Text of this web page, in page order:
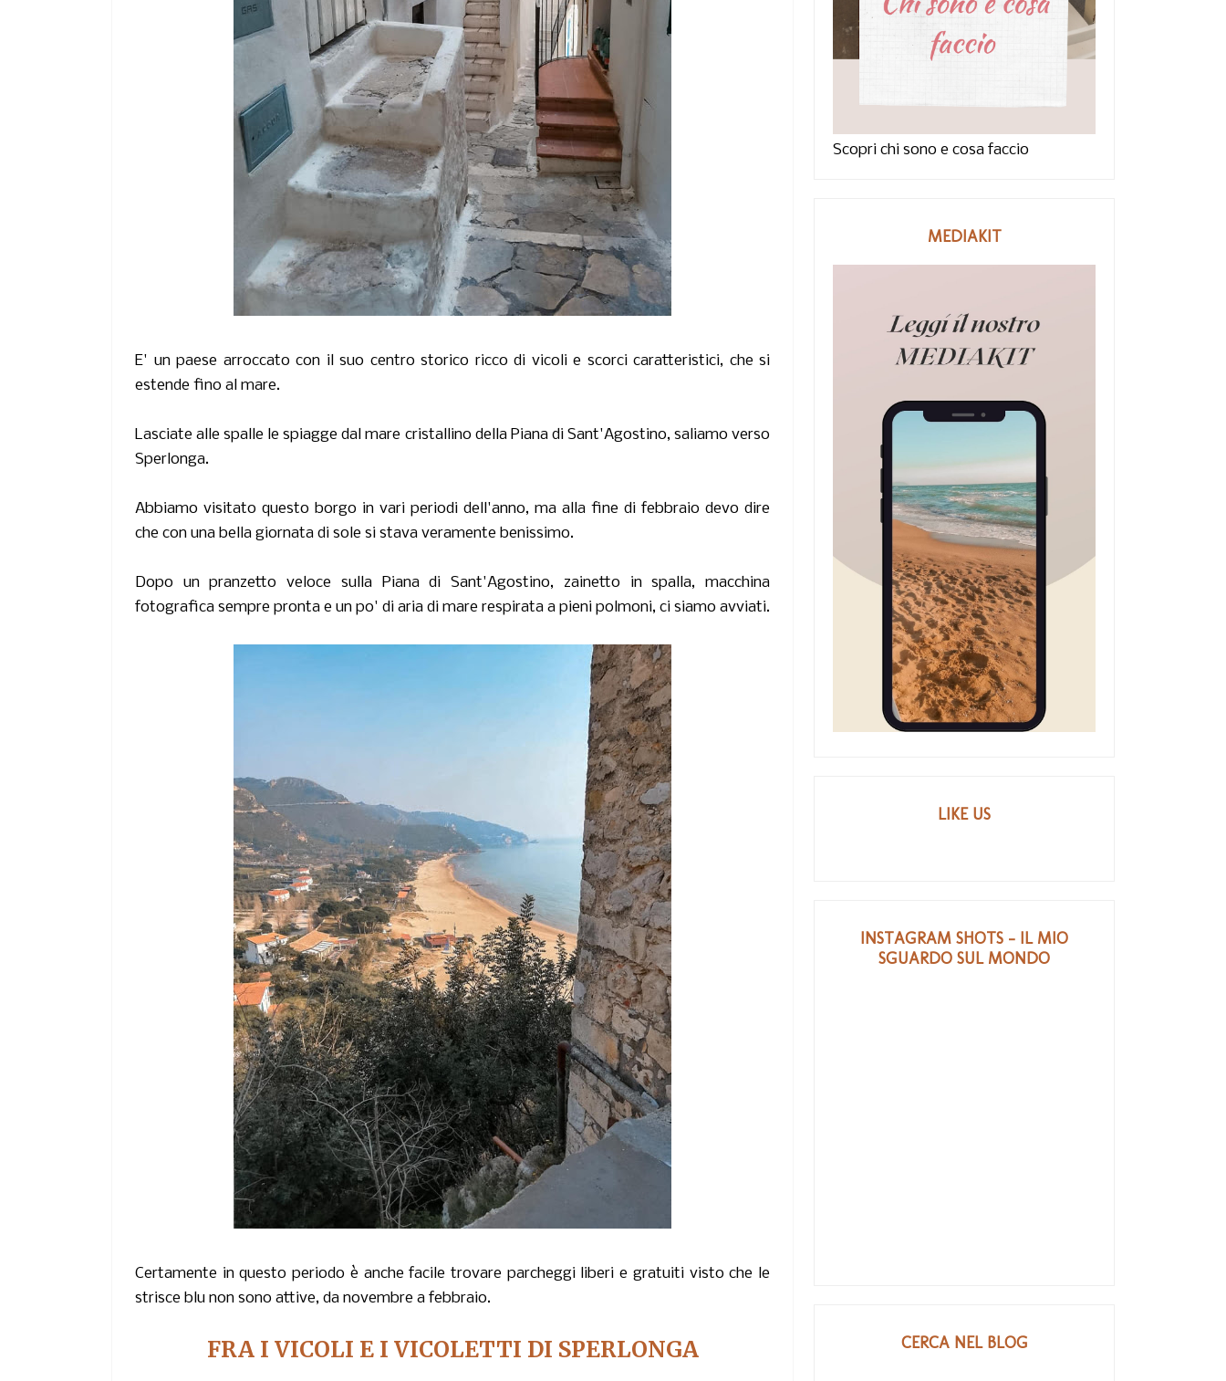
E' un paese arroccato con il suo centro storico ricco di vicoli e scorci caratteristici, che si
estende fino al mare.
Lasciate alle spalle le spiagge dal mare cristallino della Piana di Sant'Agostino, saliamo verso
Sperlonga.
Abbiamo visitato questo borgo in vari periodi dell'anno, ma alla fine di febbraio devo dire
che con una bella giornata di sole si stava veramente benissimo.
Dopo un pranzetto veloce sulla Piana di Sant'Agostino, zainetto in spalla, macchina
fotografica sempre pronta e un po' di aria di mare respirata a pieni polmoni, ci siamo avviati.
Certamente in questo periodo è anche facile trovare parcheggi liberi e gratuiti visto che le
strisce blu non sono attive, da novembre a febbraio.
FRA I VICOLI E I VICOLETTI DI SPERLONGA
Scopri chi sono e cosa faccio
MEDIAKIT
LIKE US
INSTAGRAM SHOTS - IL MIO
SGUARDO SUL MONDO
CERCA NEL BLOG